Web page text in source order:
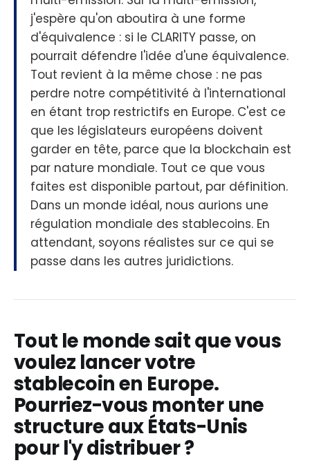
j'espère qu'on aboutira à une forme
d'équivalence : si le CLARITY passe, on
pourrait défendre l'idée d'une équivalence.
Tout revient à la même chose : ne pas
perdre notre compétitivité à l'international
en étant trop restrictifs en Europe. C'est ce
que les législateurs européens doivent
garder en tête, parce que la blockchain est
par nature mondiale. Tout ce que vous
faites est disponible partout, par définition.
Dans un monde idéal, nous aurions une
régulation mondiale des stablecoins. En
attendant, soyons réalistes sur ce qui se
passe dans les autres juridictions.
Tout le monde sait que vous
voulez lancer votre
stablecoin en Europe.
Pourriez-vous monter une
structure aux États-Unis
pour l'y distribuer ?